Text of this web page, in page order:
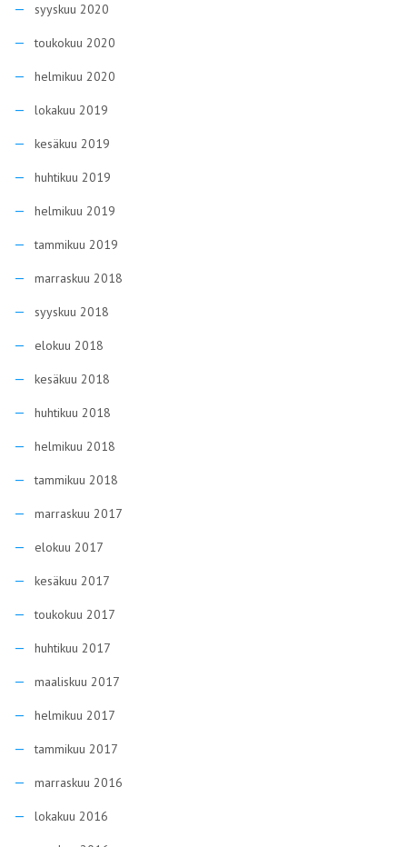
syyskuu 2020
toukokuu 2020
helmikuu 2020
lokakuu 2019
kesäkuu 2019
huhtikuu 2019
helmikuu 2019
tammikuu 2019
marraskuu 2018
syyskuu 2018
elokuu 2018
kesäkuu 2018
huhtikuu 2018
helmikuu 2018
tammikuu 2018
marraskuu 2017
elokuu 2017
kesäkuu 2017
toukokuu 2017
huhtikuu 2017
maaliskuu 2017
helmikuu 2017
tammikuu 2017
marraskuu 2016
lokakuu 2016